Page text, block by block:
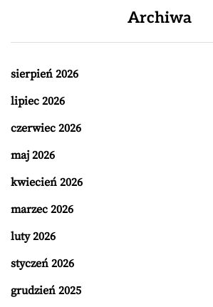
Archiwa
sierpień 2026
lipiec 2026
czerwiec 2026
maj 2026
kwiecień 2026
marzec 2026
luty 2026
styczeń 2026
grudzień 2025